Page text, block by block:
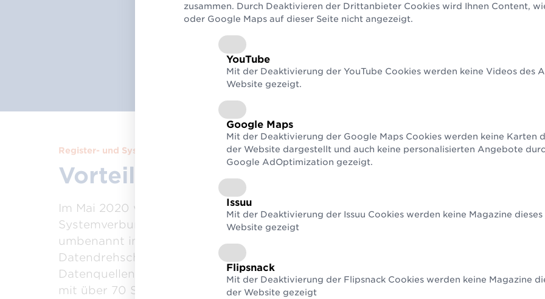
GLNs,GTINsund andere GS1 Identifikationsnummern
Register- und Systemverbund
Vorteile von dadeX
Im Mai 2020 wurde der Register- und
Systemverbund eingeführt. Mittlerweile
umbenannt in dadeX wird die
Datendrehscheibe sukzessive um zusätzliche
Datenquellen erweitert. Aktuell sind 23 Register
mit über 70 Schnittstellen angebunden und
zusammen. Durch Deaktivieren der Drittanbieter Cookies wird Ihnen Content,
oder Google Maps auf dieser Seite nicht angezeigt.
YouTube
Mit der Deaktivierung der YouTube Cookies werden keine Videos des
Website gezeigt.
Google Maps
Mit der Deaktivierung der Google Maps Cookies werden keine Karten
der Website dargestellt und auch keine personalisierten Angebote
Google AdOptimization gezeigt.
Issuu
Mit der Deaktivierung der Issuu Cookies werden keine Magazine
Website gezeigt
Flipsnack
Mit der Deaktivierung der Flipsnack Cookies werden keine Magazine
der Website gezeigt